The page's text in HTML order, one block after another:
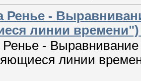
Ренье -
линии времени")
Ренье -
линии